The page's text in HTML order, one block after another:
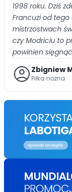
1998 roku. Dziś
Francuzi od
mistrzostwach
czy Modriciu to
powinien
Zbigniew
Piłka nożna